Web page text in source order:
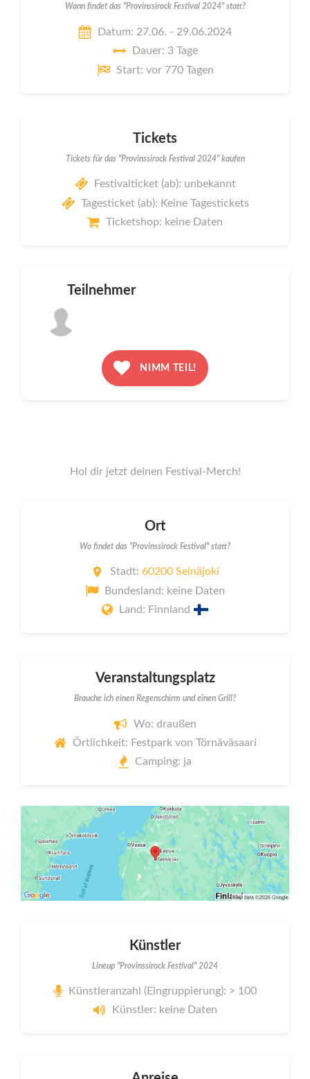
Wann findet das "Provinssirock Festival 2024" statt?
Datum: 27.06. - 29.06.2024
Dauer: 3 Tage
Start: vor 770 Tagen
Tickets
Tickets für das "Provinssirock Festival 2024" kaufen
Festivalticket (ab): unbekannt
Tagesticket (ab): Keine Tagestickets
Ticketshop: keine Daten
Teilnehmer
NIMM TEIL!
Hol dir jetzt deinen Festival-Merch!
Ort
Wo findet das "Provinssirock Festival" statt?
Stadt: 60200 Seinäjoki
Bundesland: keine Daten
Land: Finnland
Veranstaltungsplatz
Brauche ich einen Regenschirm und einen Grill?
Wo: draußen
Örtlichkeit: Festpark von Törnäväsaari
Camping: ja
Künstler
Lineup "Provinssirock Festival" 2024
Künstleranzahl (Eingruppierung): > 100
Künstler: keine Daten